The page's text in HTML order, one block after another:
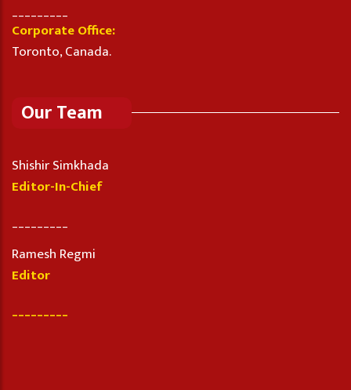
Corporate Office:
Toronto, Canada.
Our Team
Shishir Simkhada
Editor-In-Chief
Ramesh Regmi
Editor